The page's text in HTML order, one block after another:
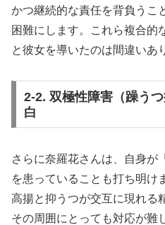
かつ継続的な責任を背負うこ
困難にします。これら複合的
と彼女を導いたのは間違いあ
2-2. 双極性障害（躁う
白
さらに奈羅花さんは、自身が
を患っていることも打ち明け
高揚と抑うつが交互に現れる
その周囲にとっても対応が難